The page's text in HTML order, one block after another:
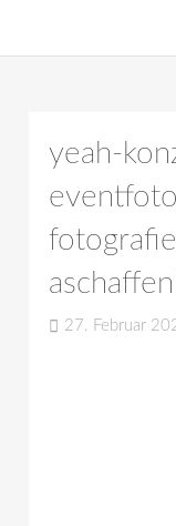
yeah-
27. Februar